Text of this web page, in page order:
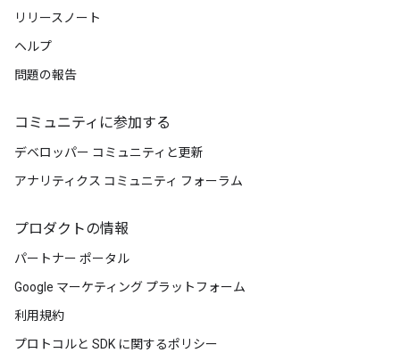
リリースノート
ヘルプ
問題の報告
コミュニティに参加する
デベロッパー コミュニティと更新
アナリティクス コミュニティ フォーラム
プロダクトの情報
パートナー ポータル
Google マーケティング プラットフォーム
利用規約
プロトコルと SDK に関するポリシー